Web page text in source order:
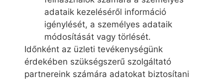
adataik kezeléséről információ
igénylését, a személyes adataik
módosítását vagy törlését.
Időnként az üzleti tevékenységünk
érdekében szükségszerű szolgáltató
partnereink számára adatokat biztosítani